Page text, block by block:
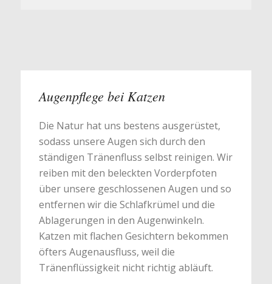
Augenpflege bei Katzen
Die Natur hat uns bestens ausgerüstet,
sodass unsere Augen sich durch den
ständigen Tränenfluss selbst reinigen. Wir
reiben mit den beleckten Vorderpfoten
über unsere geschlossenen Augen und so
entfernen wir die Schlafkrümel und die
Ablagerungen in den Augenwinkeln.
Katzen mit flachen Gesichtern bekommen
öfters Augenausfluss, weil die
Tränenflüssigkeit nicht richtig abläuft.